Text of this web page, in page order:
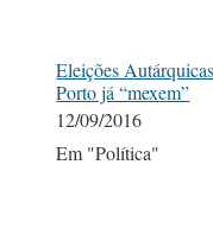
Eleições
Porto já “mexem”
12/09/2016
Em "Política"